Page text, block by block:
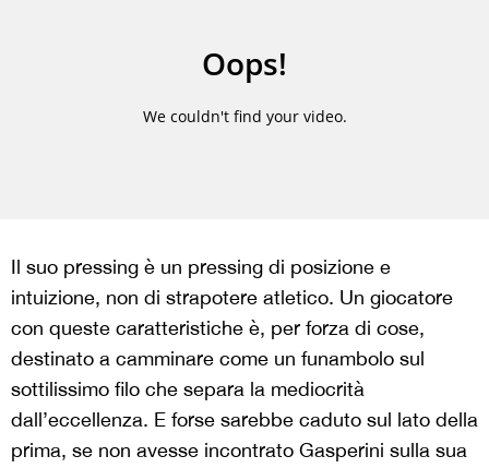
Il suo pressing è un pressing di posizione e
intuizione, non di strapotere atletico. Un giocatore
con queste caratteristiche è, per forza di cose,
destinato a camminare come un funambolo sul
sottilissimo filo che separa la mediocrità
dall’eccellenza. E forse sarebbe caduto sul lato della
prima, se non avesse incontrato Gasperini sulla sua